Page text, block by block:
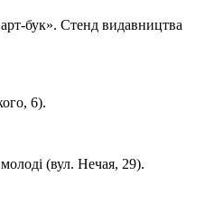
бук». Стенд видавництва
6).
(вул. Нечая, 29).